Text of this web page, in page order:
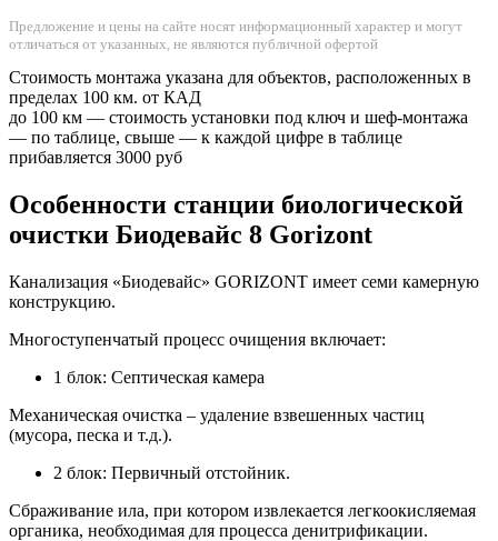
Предложение и цены на сайте носят информационный характер и могут
отличаться от указанных, не являются публичной офертой
Стоимость монтажа указана для объектов, расположенных в
пределах 100 км. от КАД
до 100 км — стоимость установки под ключ и шеф-монтажа
— по таблице, свыше — к каждой цифре в таблице
прибавляется 3000 руб
Особенности станции биологической
очистки Биодевайс 8 Gorizont
Канализация «Биодевайс» GORIZONT имеет семи камерную
конструкцию.
Многоступенчатый процесс очищения включает:
1 блок: Септическая камера
Механическая очистка – удаление взвешенных частиц
(мусора, песка и т.д.).
2 блок: Первичный отстойник.
Сбраживание ила, при котором извлекается легкоокисляемая
органика, необходимая для процесса денитрификации.